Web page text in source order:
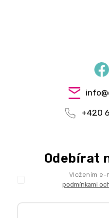
info@
+420
Odebírat
Vložením e-
podmínkami